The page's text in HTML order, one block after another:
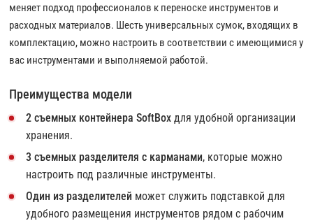
меняет подход профессионалов к переноске инструментов и
расходных материалов. Шесть универсальных сумок, входящих в
комплектацию, можно настроить в соответствии с имеющимися у
вас инструментами и выполняемой работой.
Преимущества модели
2 съемных контейнера SoftBox для удобной организации
хранения.
3 съемных разделителя с карманами, которые можно
настроить под различные инструменты.
Один из разделителей может служить подставкой для
удобного размещения инструментов рядом с рабочим